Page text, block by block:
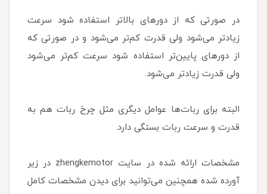
در صورتی که از دورهای بالاتر استفاده شود سرعت
زیادتر می‌شود ولی قدرت کم‌تر می‌شود و در صورتی که
از دورهای پایین‌تر استفاده شود سرعت کم‌تر می‌شود
ولی قدرت زیاد‌تر می‌شود.
البته برای ربات‌‌ها عوامل دیگری مثل چرخ ربات هم به
قدرت و سرعت ربات بستگی دارد.
مشخصات ارائه شده در سایت zhengkemotor در زیر
آورده شده همچنین می‌توانید برای دیدن مشخصات کامل